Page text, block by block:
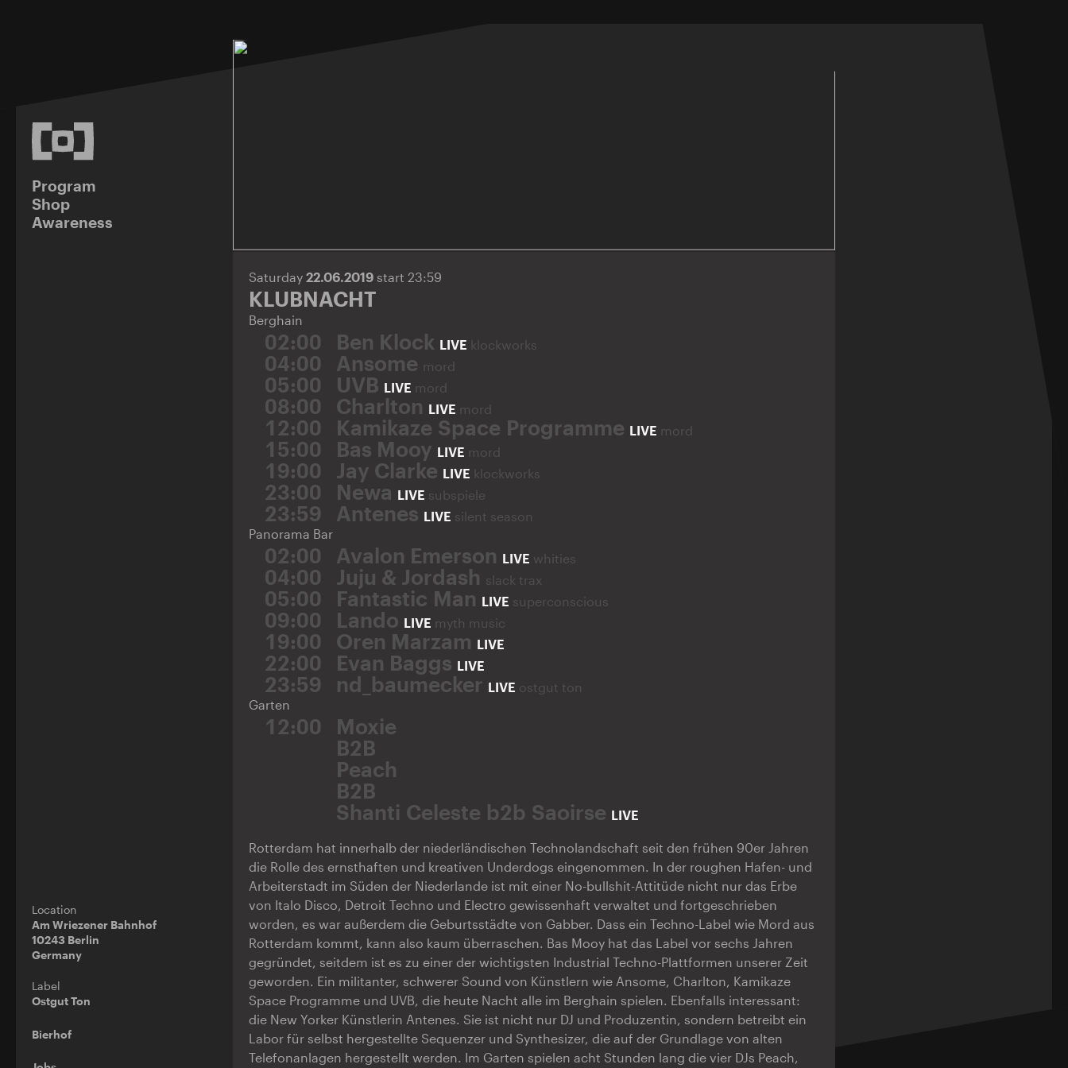
Program
Shop
Awareness
Location
Am Wriezener Bahnhof
10243 Berlin
Germany
Label
Ostgut Ton
Bierhof
Saturday 22.06.2019 start 23:59
KLUBNACHT
Berghain
02:00 Ben Klock LIVE klockworks
04:00 Ansome mord
05:00 UVB LIVE mord
08:00 Charlton LIVE mord
12:00 Kamikaze Space Programme LIVE mord
15:00 Bas Mooy LIVE mord
19:00 Jay Clarke LIVE klockworks
23:00 Newa LIVE subspiele
23:59 Antenes LIVE silent season
Panorama Bar
02:00 Avalon Emerson LIVE whities
04:00 Juju & Jordash slack trax
05:00 Fantastic Man LIVE superconscious
09:00 Lando LIVE myth music
19:00 Oren Marzam LIVE
22:00 Evan Baggs LIVE
23:59 nd_baumecker LIVE ostgut ton
Garten
12:00
Moxie
B2B
Peach
B2B
Shanti Celeste b2b Saoirse LIVE
Rotterdam hat innerhalb der niederländischen Technolandschaft seit den frühen 90er Jahren
die Rolle des ernsthaften und kreativen Underdogs eingenommen. In der roughen Hafen- und
Arbeiterstadt im Süden der Niederlande ist mit einer No-bullshit-Attitüde nicht nur das Erbe
von Italo Disco, Detroit Techno und Electro gewissenhaft verwaltet und fortgeschrieben
worden, es war außerdem die Geburtsstädte von Gabber. Dass ein Techno-Label wie Mord aus
Rotterdam kommt, kann also kaum überraschen. Bas Mooy hat das Label vor sechs Jahren
gegründet, seitdem ist es zu einer der wichtigsten Industrial Techno-Plattformen unserer Zeit
geworden. Ein militanter, schwerer Sound von Künstlern wie Ansome, Charlton, Kamikaze
Space Programme und UVB, die heute Nacht alle im Berghain spielen. Ebenfalls interessant:
die New Yorker Künstlerin Antenes. Sie ist nicht nur DJ und Produzentin, sondern betreibt ein
Labor für selbst hergestellte Sequenzer und Synthesizer, die auf der Grundlage von alten
Telefonanlagen hergestellt werden. Im Garten spielen acht Stunden lang die vier DJs Peach,